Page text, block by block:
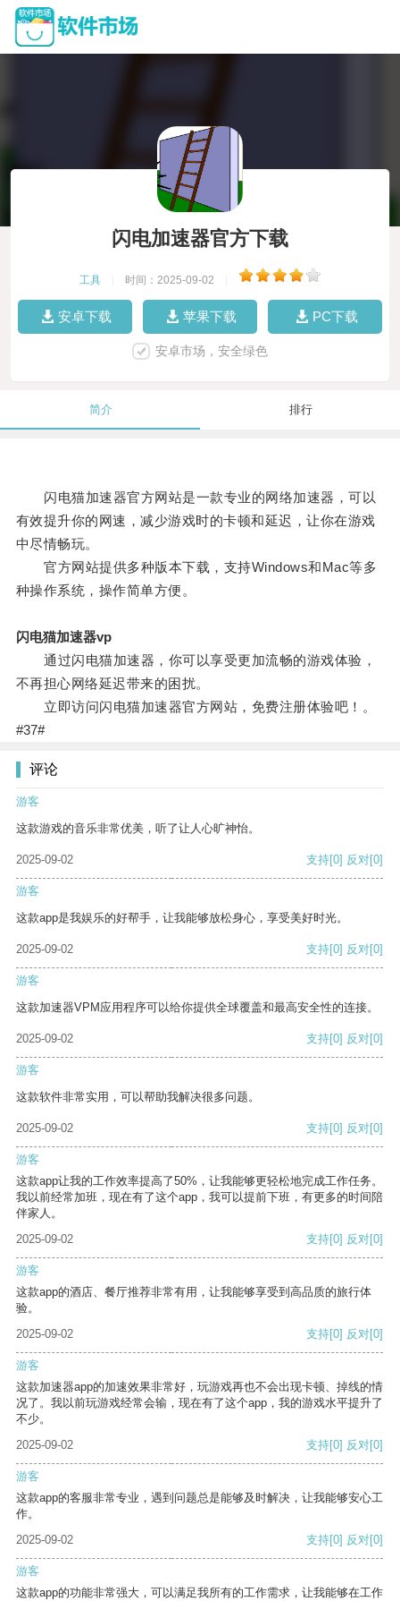
闪电加速器官方下载
工具 时间：2025-09-02
安卓下载 苹果下载 PC下载
安卓市场，安全绿色
简介 排行
闪电猫加速器官方网站是一款专业的网络加速器，可以
有效提升你的网速，减少游戏时的卡顿和延迟，让你在游戏
中尽情畅玩。
官方网站提供多种版本下载，支持Windows和Mac等多
种操作系统，操作简单方便。
闪电猫加速器vp
通过闪电猫加速器，你可以享受更加流畅的游戏体验，
不再担心网络延迟带来的困扰。
立即访问闪电猫加速器官方网站，免费注册体验吧！。
#37#
评论
游客
这款游戏的音乐非常优美，听了让人心旷神怡。
2025-09-02 支持[0] 反对[0]
游客
这款app是我娱乐的好帮手，让我能够放松身心，享受美好时光。
2025-09-02 支持[0] 反对[0]
游客
这款加速器VPM应用程序可以给你提供全球覆盖和最高安全性的连接。
2025-09-02 支持[0] 反对[0]
游客
这款软件非常实用，可以帮助我解决很多问题。
2025-09-02 支持[0] 反对[0]
游客
这款app让我的工作效率提高了50%，让我能够更轻松地完成工作任务。
我以前经常加班，现在有了这个app，我可以提前下班，有更多的时间陪
伴家人。
2025-09-02
支持[0] 反对[0]
游客
这款app的酒店、餐厅推荐非常有用，让我能够享受到高品质的旅行体
验。
2025-09-02
支持[0] 反对[0]
游客
这款加速器app的加速效果非常好，玩游戏再也不会出现卡顿、掉线的情
况了。我以前玩游戏经常会输，现在有了这个app，我的游戏水平提升了
不少。
2025-09-02
支持[0] 反对[0]
游客
这款app的客服非常专业，遇到问题总是能够及时解决，让我能够安心工
作。
2025-09-02
支持[0] 反对[0]
游客
这款app的功能非常强大，可以满足我所有的工作需求，让我能够在工作